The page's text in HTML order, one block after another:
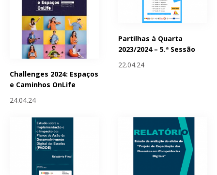
Challenges 2024: Espaços
e Caminhos OnLife
24.04.24
Partilhas à Quarta
2023/2024 – 5.ª Sessão
22.04.24